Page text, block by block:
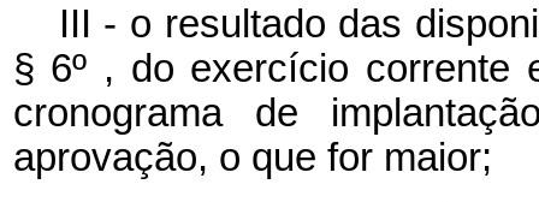
III - o resultado das
§ 6º , do exercício corrente
cronograma de
aprovação, o que for maior;